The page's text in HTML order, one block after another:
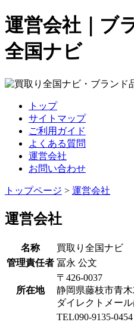
運営会社｜ブ
全国ナビ
トップ
サイトマップ
ご利用ガイド
よくある質問
運営会社
お問い合わせ
トップページ > 運営会社
運営会社
名称
買取り全国ナビ
管理責任者 冨永 公文
所在地
〒426-0037
静岡県藤枝市青木
ダイレクトメー
TEL090-9135-0454